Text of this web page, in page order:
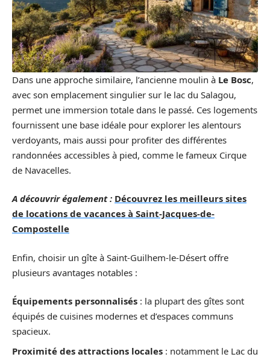
Dans une approche similaire, l’ancienne moulin à Le Bosc,
avec son emplacement singulier sur le lac du Salagou,
permet une immersion totale dans le passé. Ces logements
fournissent une base idéale pour explorer les alentours
verdoyants, mais aussi pour profiter des différentes
randonnées accessibles à pied, comme le fameux Cirque
de Navacelles.
A découvrir également : Découvrez les meilleurs sites
de locations de vacances à Saint-Jacques-de-
Compostelle
Enfin, choisir un gîte à Saint-Guilhem-le-Désert offre
plusieurs avantages notables :
Équipements personnalisés : la plupart des gîtes sont
équipés de cuisines modernes et d’espaces communs
spacieux.
Proximité des attractions locales : notamment le Lac du